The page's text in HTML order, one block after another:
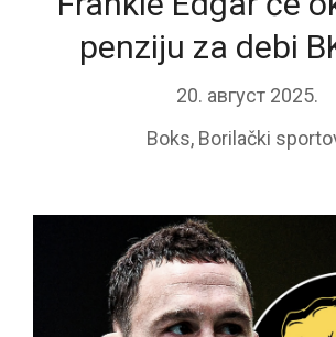
penziju za debi
20. август 2025.
Boks, Borilački